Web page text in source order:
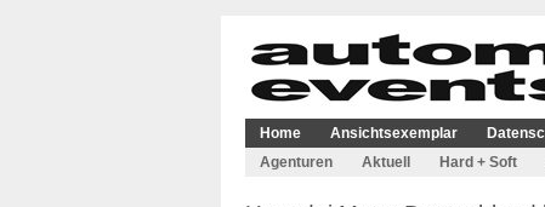
Home Ansichtsexemplar
Agenturen
Aktuell Hard + Soft